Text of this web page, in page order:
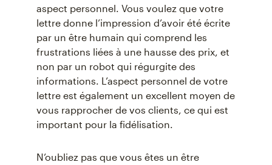
aspect personnel. Vous voulez que votre
lettre donne l’impression d’avoir été écrite
par un être humain qui comprend les
frustrations liées à une hausse des prix, et
non par un robot qui régurgite des
informations. L’aspect personnel de votre
lettre est également un excellent moyen de
vous rapprocher de vos clients, ce qui est
important pour la fidélisation.
N’oubliez pas que vous êtes un être